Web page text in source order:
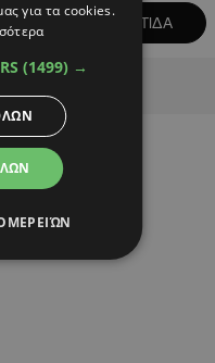
ΝΕΦΡΟΝΤΙΔΑ
για τα cookies.
(1499) →